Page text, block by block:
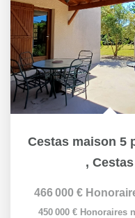
, Cestas
466 000 €
450 000 € Honoraires